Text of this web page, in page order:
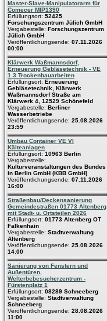
Master-Slave-Manipulatorarm für
Comecer MIP1390
Erfüllungsort: 52425
Forschungszentrum Jülich GmbH
Vergabestelle: Forschungszentrum
Jülich GmbH
Veröffentlichungsende: 07.11.2026
00:00
Klärwerk Waßmannsdorf,
Erneuerung Gebläsetechnik - VE
1.3 Trockenbauarbeiten
Erfüllungsort: Erneuerung
Gebläsetechnik, Klärwerk
Waßmannsdorf Straße am
Klärwerk 4, 12529 Schönefeld
Vergabestelle: Berliner
Wasserbetriebe
Veröffentlichungsende: 25.08.2026
23:59
Umbau Container VE VI
Kälteanlagen
Erfüllungsort: 10963 Berlin
Vergabestelle:
Kulturveranstaltungen des Bundes
in Berlin GmbH (KBB GmbH)
Veröffentlichungsende: 07.11.2026
16:00
Straßenbau/Deckensanierung
Gemeindestraßen 01773 Altenberg
mit Stadt- u. Ortsteilen 2026
Erfüllungsort: 01773 Altenberg OT
Falkenhain
Vergabestelle: Stadtverwaltung
Altenberg
Veröffentlichungsende: 25.08.2026
14:00
Sanierung von Fenstern und
Außentüren,
Welterbebesucherzentrum -
Fürstenplatz 1
Erfüllungsort: 08289 Schneeberg
Vergabestelle: Stadtverwaltung
Schneeberg
Veröffentlichungsende: 28.08.2026
11:00